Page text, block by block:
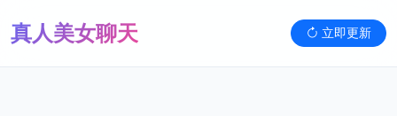
真人美女聊天 立即更新